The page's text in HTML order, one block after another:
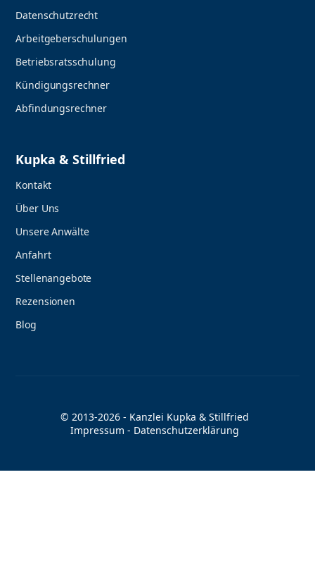
Datenschutzrecht
Arbeitgeberschulungen
Betriebsratsschulung
Kündigungsrechner
Abfindungsrechner
Kupka & Stillfried
Kontakt
Über Uns
Unsere Anwälte
Anfahrt
Stellenangebote
Rezensionen
Blog
© 2013-2026 - Kanzlei Kupka & Stillfried
Impressum - Datenschutzerklärung